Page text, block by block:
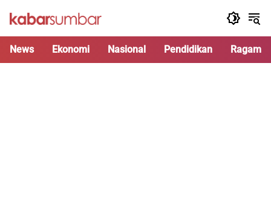
News Ekonomi Nasional Pendidikan Ragam